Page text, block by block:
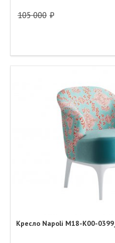
105 000
Кресло Napoli M18-K00-